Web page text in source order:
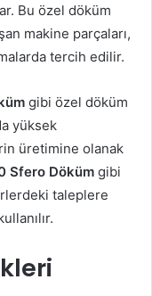
Bu özel döküm
makine parçaları,
tercih edilir.
gibi özel döküm
yüksek
üretimine olanak
Sfero Döküm gibi
taleplere